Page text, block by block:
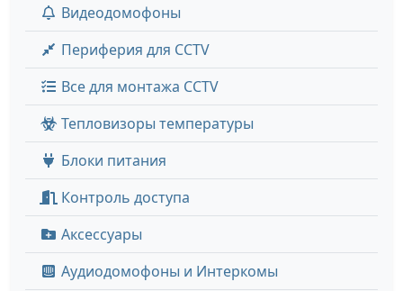
Видеодомофоны
Периферия для CCTV
Все для монтажа CCTV
Тепловизоры температуры
Блоки питания
Контроль доступа
Аксессуары
Аудиодомофоны и Интеркомы